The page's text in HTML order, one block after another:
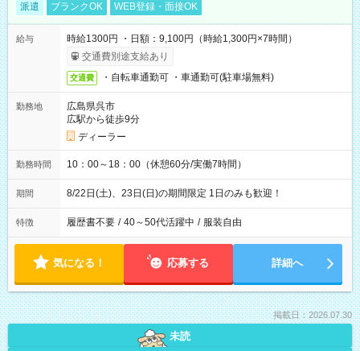
派遣 ブランクOK WEB登録・面接OK
給与
時給1300円 ・日額：9,100円（時給1,300円×7時間）
交通費別途支給あり
交通費 ・自転車通勤可 ・車通勤可(駐車場無料)
勤務地
広島県呉市
広駅から徒歩9分
ディーラー
勤務時間 10：00～18：00（休憩60分/実働7時間）
期間 8/22日(土)、23日(日)の期間限定 1日のみも歓迎！
特徴 履歴書不要 / 40～50代活躍中 / 服装自由
気になる！ 応募する 詳細へ
掲載日：2026.07.30
未読